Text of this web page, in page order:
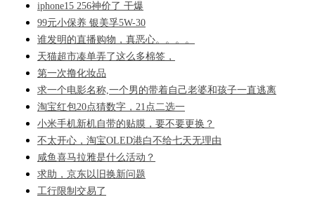
iphone15 256神价了 干爆
99元小保养 银美孚5W-30
谁发明的直播购物，真恶心。。。。
天猫超市凑单弄了这么多棉签，
第一次撸化妆品
求一个电影名称,一个男的带着自己老婆和孩子一直逃离
淘宝红包20点猜数字，21点二选一
小米手机新机自带的贴膜，要不要更换？
不太开心，淘宝OLED港白不给七天无理由
咸鱼喜马拉雅是什么活动？
求助，京东以旧换新问题
工行限制交易了